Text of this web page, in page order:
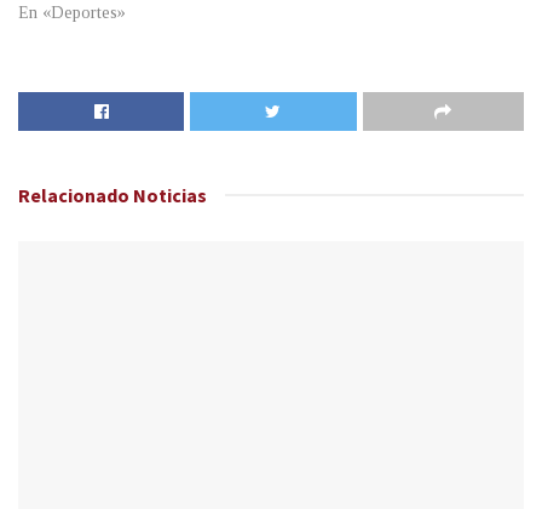
En «Deportes»
Relacionado Noticias